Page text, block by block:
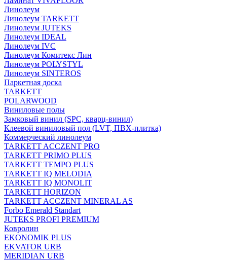
Линолеум
Линолеум TARKETT
Линолеум JUTEKS
Линолеум IDEAL
Линолеум IVC
Линолеум Комитекс Лин
Линолеум POLYSTYL
Линолеум SINTEROS
Паркетная доска
TARKETT
POLARWOOD
Виниловые полы
Замковый винил (SPC, кварц-винил)
Клеевой виниловый пол (LVT, ПВХ-плитка)
Коммерческий линолеум
TARKETT ACCZENT PRO
TARKETT PRIMO PLUS
TARKETT TEMPO PLUS
TARKETT IQ MELODIA
TARKETT IQ MONOLIT
TARKETT HORIZON
TARKETT ACCZENT MINERAL AS
Forbo Emerald Standart
JUTEKS PROFI PREMIUM
Ковролин
EKONOMIK PLUS
EKVATOR URB
MERIDIAN URB